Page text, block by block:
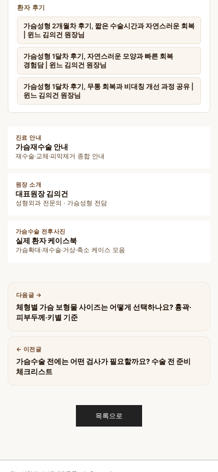
환자 후기
가슴성형 2개월차 후기, 짧은 수술시간과 자연스러운 회복
| 윈느 김의건 원장님
가슴성형 1달차 후기, 자연스러운 모양과 빠른 회복
경험담 | 윈느 김의건 원장님
가슴성형 1달차 후기, 무통 회복과 비대칭 개선 과정 공유 |
윈느 김의건 원장님
진료 안내
가슴재수술 안내
재수술·교체·피막제거 종합 안내
원장 소개
대표원장 김의건
성형외과 전문의 · 가슴성형 전담
가슴수술 전후사진
실제 환자 케이스북
가슴확대·재수술·거상·축소 케이스 모음
다음글
체형별 가슴 보형물 사이즈는 어떻게 선택하나요? 흉곽·
피부두께·키별 기준
이전글
가슴수술 전에는 어떤 검사가 필요할까요? 수술 전 준비
체크리스트
목록으로